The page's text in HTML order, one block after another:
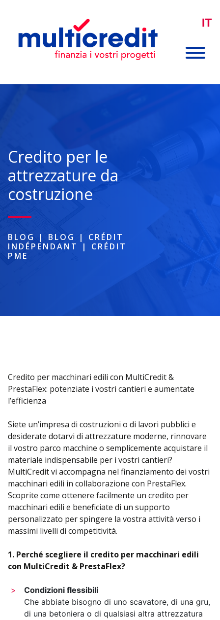
IT
Credito per le
attrezzature da
costruzione
BLOG | BLOG | CRÉDIT
INDÉPENDANT
| CRÉDIT
PME
Credito per macchinari edili con MultiCredit &
PrestaFlex: potenziate i vostri cantieri e aumentate
l’efficienza
Siete un’impresa di costruzioni o di lavori pubblici e
desiderate dotarvi di attrezzature moderne, rinnovare
il vostro parco macchine o semplicemente acquistare il
materiale indispensabile per i vostri cantieri?
MultiCredit vi accompagna nel finanziamento dei vostri
macchinari edili in collaborazione con PrestaFlex.
Scoprite come ottenere facilmente un credito per
macchinari edili e beneficiate di un supporto
personalizzato per spingere la vostra attività verso i
massimi livelli di competitività.
1. Perché scegliere il credito per macchinari edili
con MultiCredit & PrestaFlex?
Condizioni flessibili
Che abbiate bisogno di uno scavatore, di una gru,
di una betoniera o di qualsiasi altra attrezzatura